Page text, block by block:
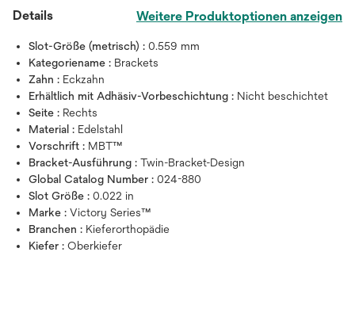
Details Weitere Produktoptionen anzeigen
Slot-Größe (metrisch) : 0.559 mm
Kategoriename : Brackets
Zahn : Eckzahn
Erhältlich mit Adhäsiv-Vorbeschichtung : Nicht beschichtet
Seite : Rechts
Material : Edelstahl
Vorschrift : MBT™
Bracket-Ausführung : Twin-Bracket-Design
Global Catalog Number : 024-880
Slot Größe : 0.022 in
Marke : Victory Series™
Branchen : Kieferorthopädie
Kiefer : Oberkiefer